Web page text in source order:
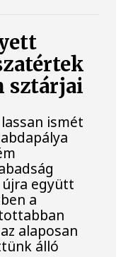
sztárjai
ismét
együtt
a
alaposan
álló